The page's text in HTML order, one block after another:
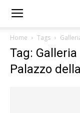
Home Tags
Tag:
Palazzo